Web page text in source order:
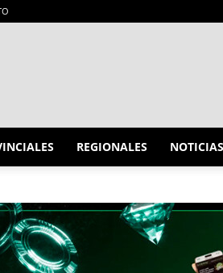
REGIONALES NOTICIAS